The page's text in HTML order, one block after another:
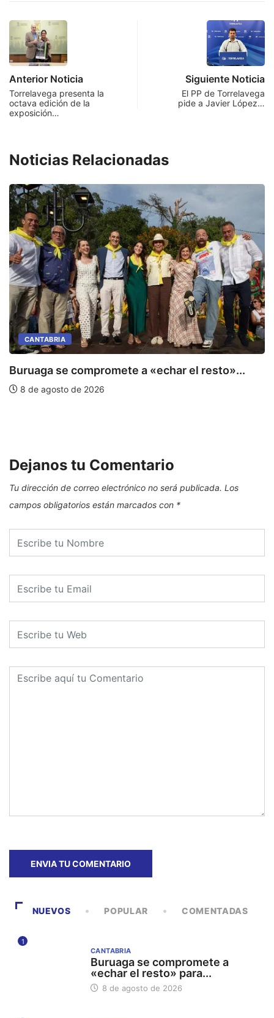
Anterior Noticia
Torrelavega presenta la
octava edición de la
exposición…
Siguiente Noticia
El PP de Torrelavega
pide a Javier López…
Noticias Relacionadas
CANTABRIA
Buruaga se compromete a «echar el resto»...
8 de agosto de 2026
Dejanos tu Comentario
Tu dirección de correo electrónico no será publicada. Los
campos obligatorios están marcados con *
NUEVOS POPULAR COMENTADAS
1
CANTABRIA
Buruaga se compromete a
«echar el resto» para...
8 de agosto de 2026